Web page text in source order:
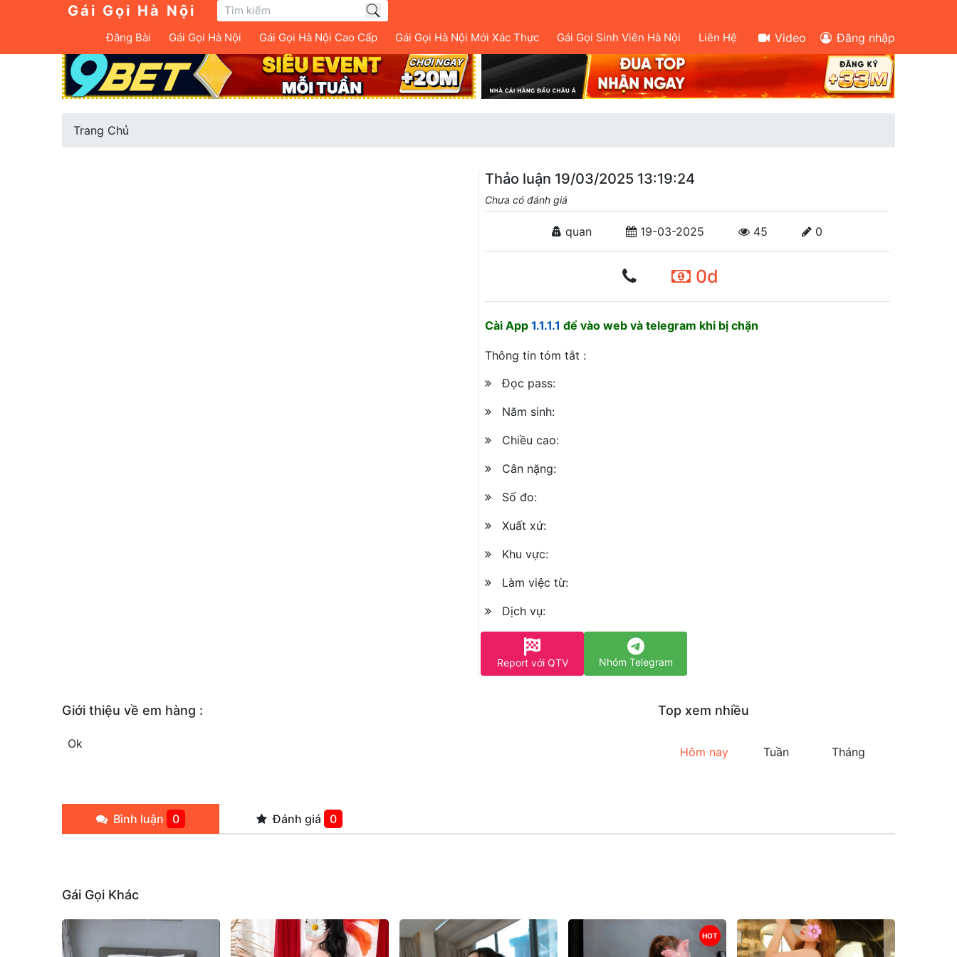
Gái Gọi Hà Nội
Đăng Bài Gái Gọi Hà Nội Gái Gọi Hà Nội Cao Cấp Gái Gọi Hà Nội Mới Xác Thực Gái Gọi Sinh Viên Hà Nội Liên Hệ Video Đăng nhập
Trang Chủ
Thảo luận 19/03/2025 13:19:24
Chưa có đánh giá
quan 19-03-2025 45 0
0d
Cài App 1.1.1.1 để vào web và telegram khi bị chặn
Thông tin tóm tắt :
Đọc pass:
Năm sinh:
Chiều cao:
Cân nặng:
Số đo:
Xuất xứ:
Khu vực:
Làm việc từ:
Dịch vụ:
Report với QTV Nhóm Telegram
Giới thiệu về em hàng :
Ok
Top xem nhiều
Hôm nay Tuần Tháng
Bình luận 0 Đánh giá 0
Gái Gọi Khác
HOT